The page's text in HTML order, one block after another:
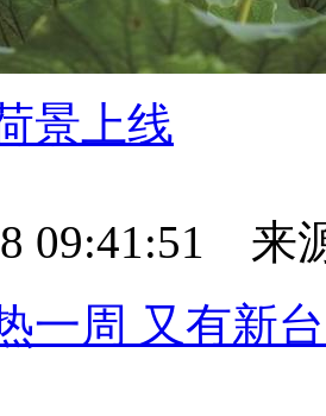
景上线
09:41:51 来
一周 又有新